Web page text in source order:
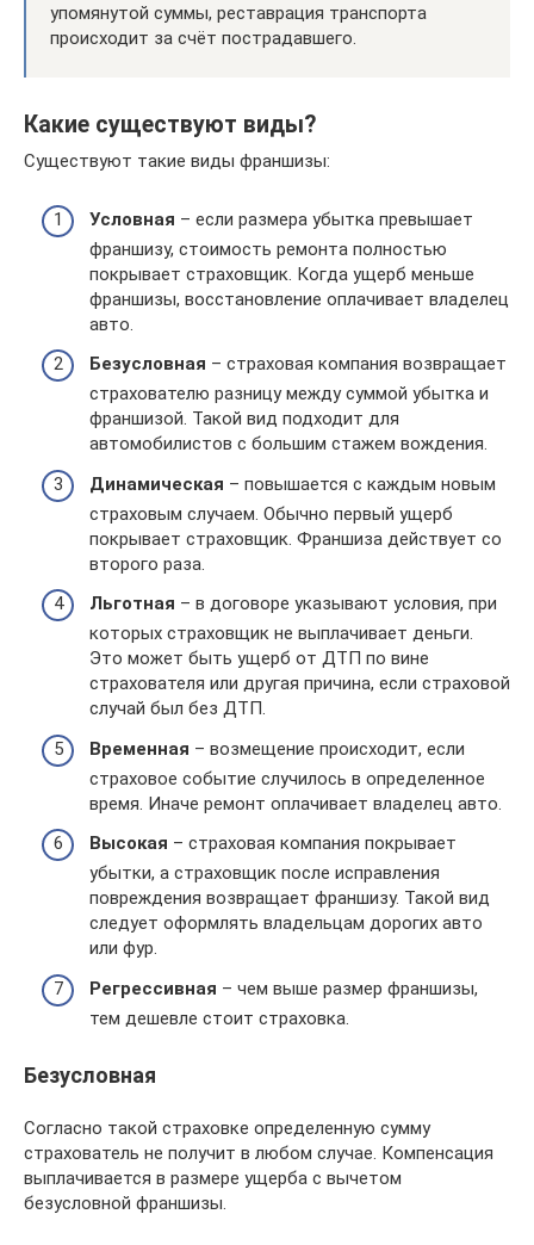
упомянутой суммы, реставрация транспорта
происходит за счёт пострадавшего.
Какие существуют виды?
Существуют такие виды франшизы:
Условная – если размера убытка превышает
франшизу, стоимость ремонта полностью
покрывает страховщик. Когда ущерб меньше
франшизы, восстановление оплачивает владелец
авто.
Безусловная – страховая компания возвращает
страхователю разницу между суммой убытка и
франшизой. Такой вид подходит для
автомобилистов с большим стажем вождения.
Динамическая – повышается с каждым новым
страховым случаем. Обычно первый ущерб
покрывает страховщик. Франшиза действует со
второго раза.
Льготная – в договоре указывают условия, при
которых страховщик не выплачивает деньги.
Это может быть ущерб от ДТП по вине
страхователя или другая причина, если страховой
случай был без ДТП.
Временная – возмещение происходит, если
страховое событие случилось в определенное
время. Иначе ремонт оплачивает владелец авто.
Высокая – страховая компания покрывает
убытки, а страховщик после исправления
повреждения возвращает франшизу. Такой вид
следует оформлять владельцам дорогих авто
или фур.
Регрессивная – чем выше размер франшизы,
тем дешевле стоит страховка.
Безусловная
Согласно такой страховке определенную сумму
страхователь не получит в любом случае. Компенсация
выплачивается в размере ущерба с вычетом
безусловной франшизы.